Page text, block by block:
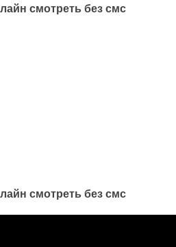
смотреть без смс
смотреть без смс